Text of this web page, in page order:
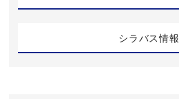
シラバス情報